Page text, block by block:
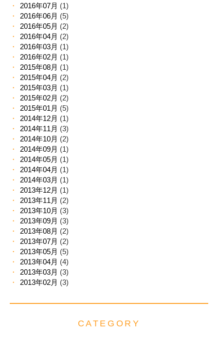
2016年07月 (1)
2016年06月 (5)
2016年05月 (2)
2016年04月 (2)
2016年03月 (1)
2016年02月 (1)
2015年08月 (1)
2015年04月 (2)
2015年03月 (1)
2015年02月 (2)
2015年01月 (5)
2014年12月 (1)
2014年11月 (3)
2014年10月 (2)
2014年09月 (1)
2014年05月 (1)
2014年04月 (1)
2014年03月 (1)
2013年12月 (1)
2013年11月 (2)
2013年10月 (3)
2013年09月 (3)
2013年08月 (2)
2013年07月 (2)
2013年05月 (5)
2013年04月 (4)
2013年03月 (3)
2013年02月 (3)
CATEGORY